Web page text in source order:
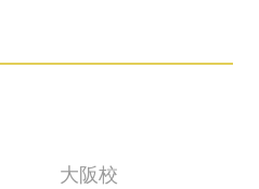
大阪校